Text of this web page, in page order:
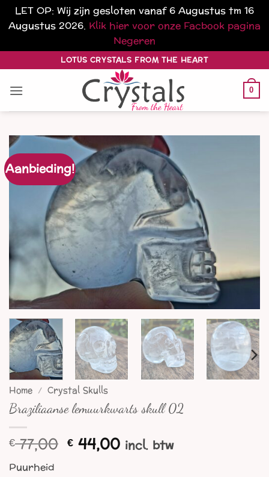
LET OP: Wij zijn gesloten vanaf 6 Augustus tm 16
Augustus 2026. Klik hier voor onze Facbook pagina
Negeren
naar
inhoud
LOTUS CRYSTALS FROM THE HEART
0
Aanbieding!
Home / Crystal Skulls
Braziliaanse lemuurkwarts skull 02
€77,00 Oorspronkelijke
prijs
€ 44,00Huidige
prijs
incl. btw
Puurheid